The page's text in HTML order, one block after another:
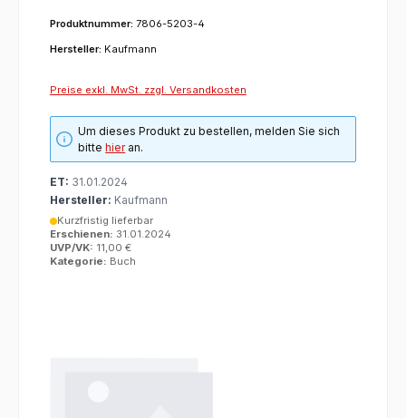
Produktnummer: 7806-5203-4
Hersteller: Kaufmann
Preise exkl. MwSt. zzgl. Versandkosten
Um dieses Produkt zu bestellen, melden Sie sich
bittehieran.
ET: 31.01.2024
Hersteller: Kaufmann
Kurzfristig lieferbar
Erschienen: 31.01.2024
UVP/VK: 11,00 €
Kategorie: Buch